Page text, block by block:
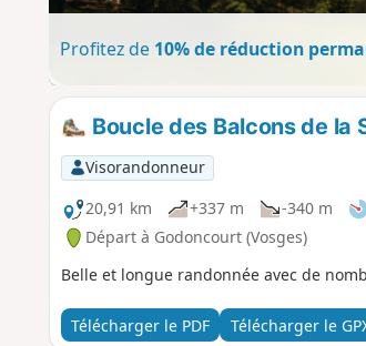
Profitez de 10% de réduction
Boucle des Balcons de la
Visorandonneur
20,91 km
+337 m -340 m
Départ à Godoncourt (Vosges)
Belle et longue randonnée avec de
Télécharger le PDF Télécharger le